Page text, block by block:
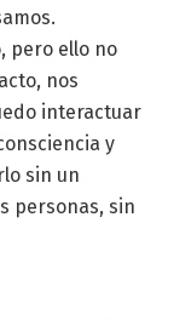
pero ello no
nos
interactuar
y
sin un
personas, sin